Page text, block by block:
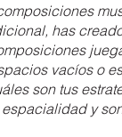
has
vacíos o
son tus
y